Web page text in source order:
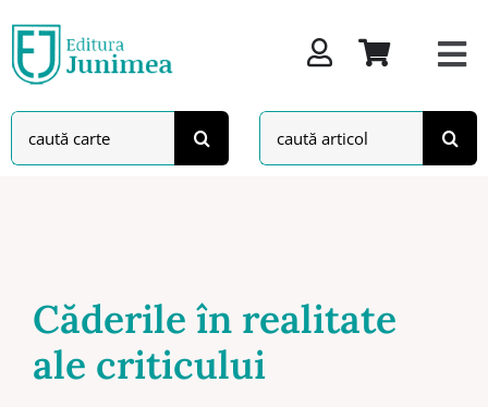
to
content
Search
for:
Search
for:
Căderile în realitate
ale criticului